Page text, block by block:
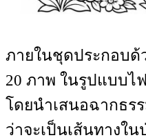
ภายในชุดประกอบด้
20 ภาพ ในรูปแบบไ
โดยนำเสนอฉากธร
ว่าจะเป็นเส้นทางใ